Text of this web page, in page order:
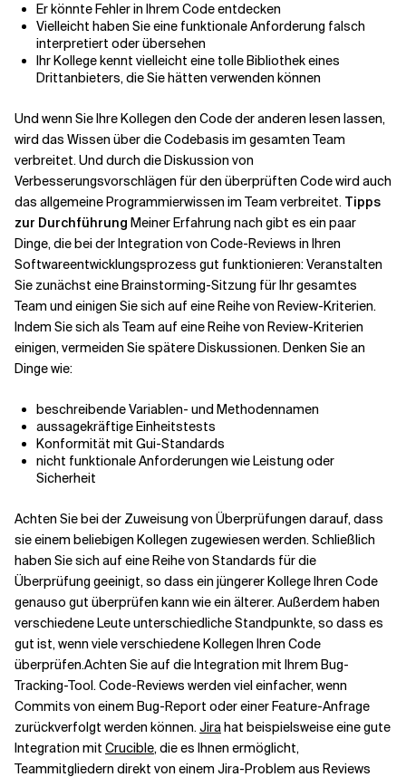
Er könnte Fehler in Ihrem Code entdecken
Vielleicht haben Sie eine funktionale Anforderung falsch
interpretiert oder übersehen
Ihr Kollege kennt vielleicht eine tolle Bibliothek eines
Drittanbieters, die Sie hätten verwenden können
Und wenn Sie Ihre Kollegen den Code der anderen lesen lassen,
wird das Wissen über die Codebasis im gesamten Team
verbreitet. Und durch die Diskussion von
Verbesserungsvorschlägen für den überprüften Code wird auch
das allgemeine Programmierwissen im Team verbreitet. Tipps
zur Durchführung Meiner Erfahrung nach gibt es ein paar
Dinge, die bei der Integration von Code-Reviews in Ihren
Softwareentwicklungsprozess gut funktionieren: Veranstalten
Sie zunächst eine Brainstorming-Sitzung für Ihr gesamtes
Team und einigen Sie sich auf eine Reihe von Review-Kriterien.
Indem Sie sich als Team auf eine Reihe von Review-Kriterien
einigen, vermeiden Sie spätere Diskussionen. Denken Sie an
Dinge wie:
beschreibende Variablen- und Methodennamen
aussagekräftige Einheitstests
Konformität mit Gui-Standards
nicht funktionale Anforderungen wie Leistung oder
Sicherheit
Achten Sie bei der Zuweisung von Überprüfungen darauf, dass
sie einem beliebigen Kollegen zugewiesen werden. Schließlich
haben Sie sich auf eine Reihe von Standards für die
Überprüfung geeinigt, so dass ein jüngerer Kollege Ihren Code
genauso gut überprüfen kann wie ein älterer. Außerdem haben
verschiedene Leute unterschiedliche Standpunkte, so dass es
gut ist, wenn viele verschiedene Kollegen Ihren Code
überprüfen.Achten Sie auf die Integration mit Ihrem Bug-
Tracking-Tool. Code-Reviews werden viel einfacher, wenn
Commits von einem Bug-Report oder einer Feature-Anfrage
zurückverfolgt werden können.Jirahat beispielsweise eine gute
Integration mit Crucible, die es Ihnen ermöglicht,
Teammitgliedern direkt von einem Jira-Problem aus Reviews